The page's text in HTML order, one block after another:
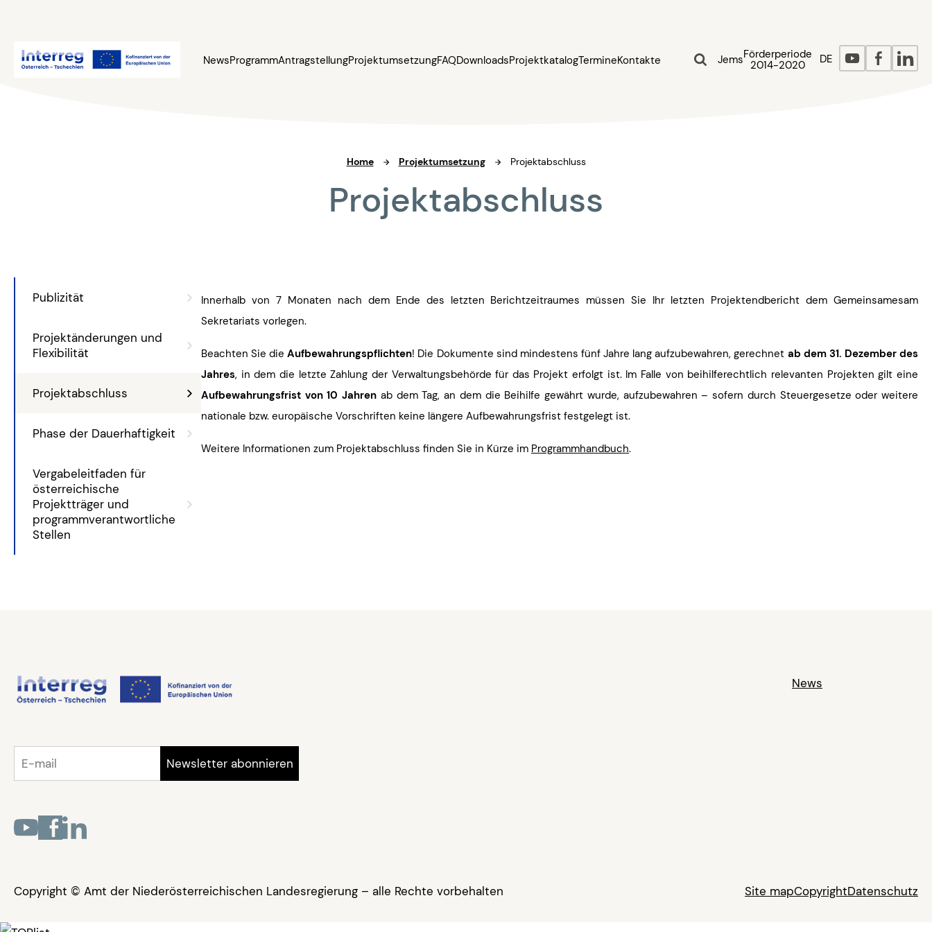
NewsProgrammAntragstellungProjektumsetzungFAQDownloadsProjektkatalogTermineKontakte JemsFörderperiode
2014-2020
DE
Home Projektumsetzung Projektabschluss
Projektabschluss
Publizität
Projektänderungen und
Flexibilität
Projektabschluss
Phase der Dauerhaftigkeit
Vergabeleitfaden für
österreichische
Projektträger und
programmverantwortliche
Stellen
Innerhalb von 7 Monaten nach dem Ende des letzten Berichtzeitraumes müssen Sie Ihr letzten Projektendbericht dem Gemeinsamesam
Sekretariats vorlegen.
Beachten Sie dieAufbewahrungspflichten! Die Dokumente sind mindestens fünf Jahre lang aufzubewahren, gerechnet ab dem 31. Dezember des
Jahres, in dem die letzte Zahlung der Verwaltungsbehörde für das Projekt erfolgt ist. Im Falle von beihilferechtlich relevanten Projekten gilt eine
Aufbewahrungsfrist von 10 Jahren ab dem Tag, an dem die Beihilfe gewährt wurde, aufzubewahren – sofern durch Steuergesetze oder weitere
nationale bzw. europäische Vorschriften keine längere Aufbewahrungsfrist festgelegt ist.
Weitere Informationen zum Projektabschluss finden Sie in Kürze im Programmhandbuch.
News
Copyright © Amt der Niederösterreichischen Landesregierung – alle Rechte vorbehalten Site mapCopyrightDatenschutz